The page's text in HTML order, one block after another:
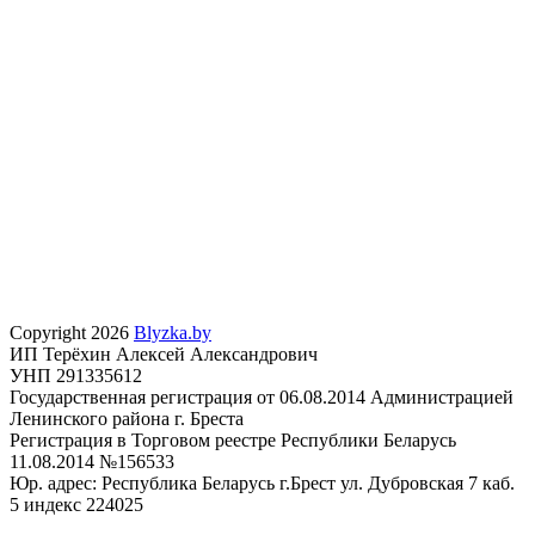
Copyright 2026 Blyzka.by
ИП Терёхин Алексей Александрович
УНП 291335612
Государственная регистрация от 06.08.2014 Администрацией
Ленинского района г. Бреста
Регистрация в Торговом реестре Республики Беларусь
11.08.2014 №156533
Юр. адрес: Республика Беларусь г.Брест ул. Дубровская 7 каб.
5 индекс 224025